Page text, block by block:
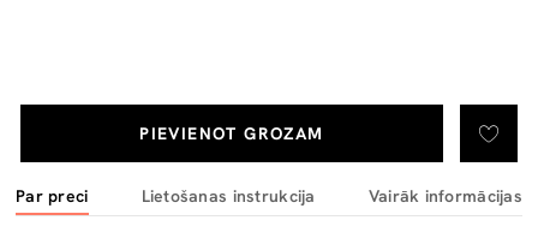
PIEVIENOT GROZAM
Par preci Lietošanas instrukcija Vairāk informācijas